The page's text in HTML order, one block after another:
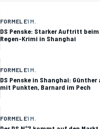
FORMEL E1 M.
DS Penske: Starker Auftritt
Regen-Krimi in Shanghai
FORMEL E1 M.
DS Penske in Shanghai:
mit Punkten, Barnard im Pech
FORMEL E1 M.